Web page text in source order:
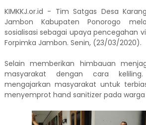
KIMKKJ.or.id - Tim Satgas Desa
Jambon Kabupaten Ponorogo
sosialisasi sebagai upaya pencegahan
Forpimka Jambon. Senin, (23/03/2020).
Selain memberikan himbauan
masyarakat dengan cara
mengajarkan masyarakat untuk
menyemprot hand sanitizer pada